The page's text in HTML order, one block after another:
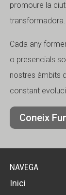
promoure la
transformadora.
Cada any
o presencials
nostres àmbits
constant
Coneix
NAVEGA
Inici